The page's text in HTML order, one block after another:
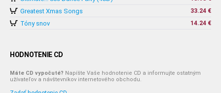
Greatest Xmas Songs 33.24 €
Tóny snov 14.24 €
HODNOTENIE CD
Máte CD vypočuté? Napíšte Vaše hodnotenie CD a informujte ostatným
užívateľov a návštevníkov internetového obchodu.